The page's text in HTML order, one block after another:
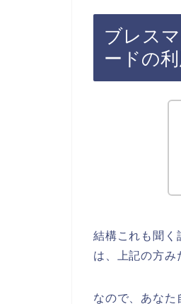
ブレス
ードの
結構これも聞く
は、上記の方み
なので、あなた